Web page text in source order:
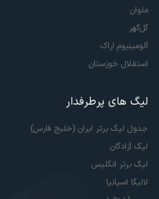
ملوان
گل‌گهر
آلومینیوم اراک
استقلال خوزستان
لیگ های پرطرفدار
جدول لیگ برتر ایران (خلیج فارس)
لیگ آزادگان
لیگ برتر انگلیس
لالیگا اسپانیا